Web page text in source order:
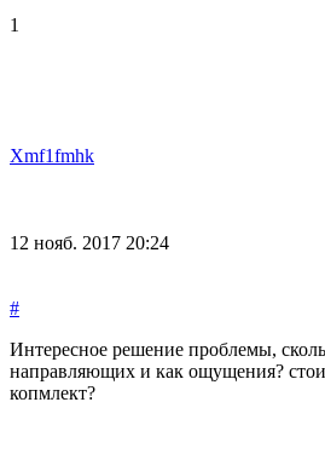
1
Xmf1fmhk
12 нояб. 2017 20:24
#
Интересное решение проблемы,
направляющих и как ощущения?
копмлект?